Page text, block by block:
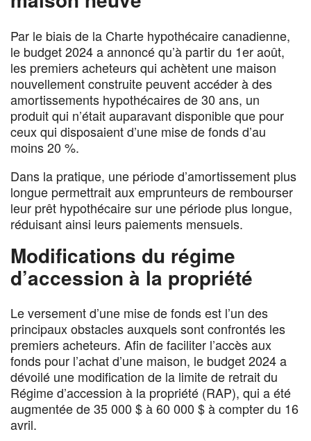
Par le biais de la Charte hypothécaire canadienne,
le budget 2024 a annoncé qu’à partir du 1er août,
les premiers acheteurs qui achètent une maison
nouvellement construite peuvent accéder à des
amortissements hypothécaires de 30 ans, un
produit qui n’était auparavant disponible que pour
ceux qui disposaient d’une mise de fonds d’au
moins 20 %.
Dans la pratique, une période d’amortissement plus
longue permettrait aux emprunteurs de rembourser
leur prêt hypothécaire sur une période plus longue,
réduisant ainsi leurs paiements mensuels.
Modifications du régime
d’accession à la propriété
Le versement d’une mise de fonds est l’un des
principaux obstacles auxquels sont confrontés les
premiers acheteurs. Afin de faciliter l’accès aux
fonds pour l’achat d’une maison, le budget 2024 a
dévoilé une modification de la limite de retrait du
Régime d’accession à la propriété (RAP), qui a été
augmentée de 35 000 $ à 60 000 $ à compter du 16
avril.